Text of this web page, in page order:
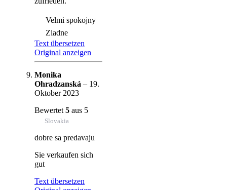
Velmi spokojny
Ziadne
Text übersetzen
Original anzeigen
Monika
Ohradzanská – 19.
Oktober 2023
Bewertet 5 aus 5
Slovakia
dobre sa predavaju
Sie verkaufen sich
gut
Text übersetzen